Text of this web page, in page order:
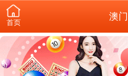
首页
澳